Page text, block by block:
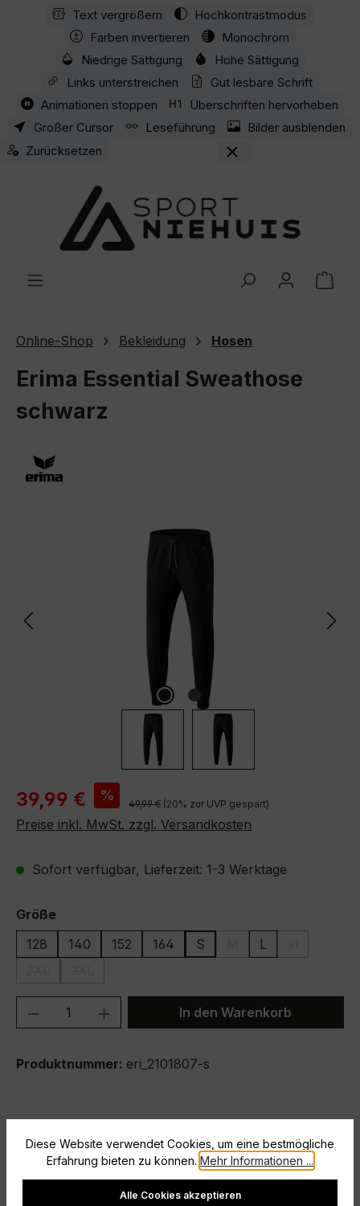
Zum Hauptinhalt springen
Text vergrößern
Hochkontrastmodus
Farben invertieren
Monochrom
Niedrige Sättigung
Hohe Sättigung
Links unterstreichen
Gut lesbare Schrift
Animationen stoppen
Überschriften hervorheben
Großer Cursor
Leseführung
Bilder ausblenden
Zurücksetzen
Online-Shop Bekleidung Hosen
Erima Essential Sweathose
schwarz
Bildergalerie überspringen
Verkaufspreis:
39,99 € % Regulärer Preis:
49,99 € (20% zur UVP gespart)
Preise inkl. MwSt. zzgl. Versandkosten
Sofort verfügbar, Lieferzeit: 1-3 Werktage
Größeauswählen
128
140 152 164 S
(Diese Option ist
L
(Diese Option ist zurzeit nicht verfügbar.)
(Diese Option ist zurzeit nicht verfügbar.)
Produkt Anzahl: Gib denIn den Warenkorb
Produktnummer: eri_2101807-s
Trendige, schmal zulaufende PassformDie richtige
Jogginghose für jeden TagAngenehm weiches
Tragegefühl durch hohen Baumwolla…
Diese Website verwendet Cookies, um eine bestmögliche
Erfahrung bieten zu können. Mehr Informationen ...
Cookie-Einstellungen
Alle Cookies akzeptieren